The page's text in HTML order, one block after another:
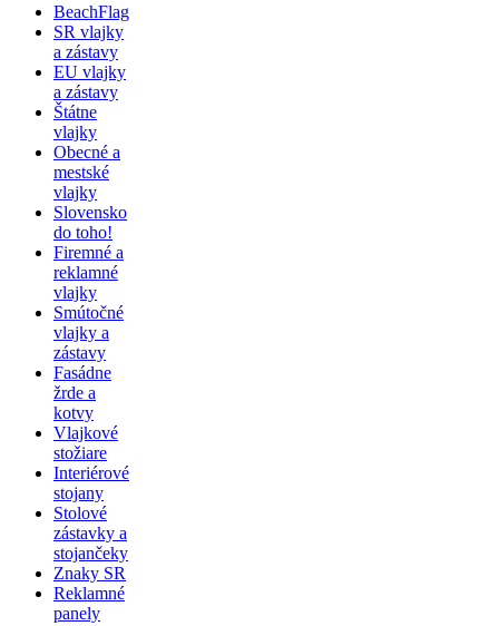
BeachFlag
SR vlajky
a zástavy
EU vlajky
a zástavy
Štátne
vlajky
Obecné a
mestské
vlajky
Slovensko
do toho!
Firemné a
reklamné
vlajky
Smútočné
vlajky a
zástavy
Fasádne
žrde a
kotvy
Vlajkové
stožiare
Interiérové
stojany
Stolové
zástavky a
stojančeky
Znaky SR
Reklamné
panely